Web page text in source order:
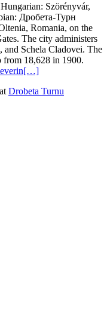
Szörényvár,
Дробета-Турн
Romania, on the
The city administers
and Schela Cladovei. The
from 18,628 in 1900.
[…]
Drobeta Turnu